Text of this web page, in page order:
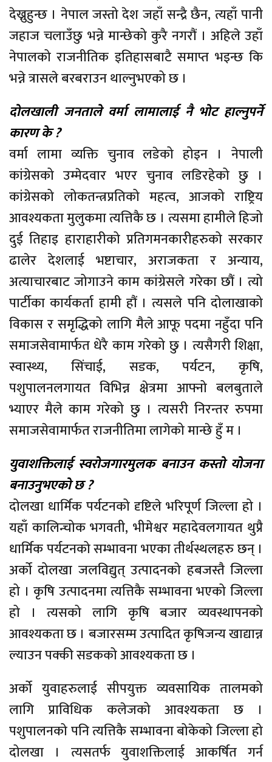
देख्नुहुन्छ । नेपाल जस्तो देश जहाँ सन्द्रै छैन, त्यहाँ पानी
जहाज चलाउँछु भन्ने मान्छेको कुरै नगरौं । अहिले उहाँ
नेपालको राजनीतिक इतिहासबाटै समाप्त भइन्छ कि
भन्ने त्रासले बरबराउन थाल्नुभएको छ ।
दोलखाली जनताले वर्मा लामालाई नै भोट हाल्नुपर्ने
कारण के ?
वर्मा लामा व्यक्ति चुनाव लडेको होइन । नेपाली
कांग्रेसको उम्मेदवार भएर चुनाव लडिरहेको छु ।
कांग्रेसको लोकतन्त्रप्रतिको महत्व, आजको राष्ट्रिय
आवश्यकता मुलुकमा त्यत्तिकै छ । त्यसमा हामीले हिजो
दुई तिहाइ हाराहारीको प्रतिगमनकारीहरुको सरकार
ढालेर देशलाई भष्टाचार, अराजकता र अन्याय,
अत्याचारबाट जोगाउने काम कांग्रेसले गरेका छौं । त्यो
पार्टीका कार्यकर्ता हामी हौं । त्यसले पनि दोलाखाको
विकास र समृद्धिको लागि मैले आफू पदमा नहुँदा पनि
समाजसेवामार्फत धेरै काम गरेको छु । त्यसैगरी शिक्षा,
स्वास्थ्य, सिंचाई, सडक, पर्यटन, कृषि,
पशुपालनलगायत विभिन्न क्षेत्रमा आफ्नो बलबुताले
भ्याएर मैले काम गरेको छु । त्यसरी निरन्तर रुपमा
समाजसेवामार्फत राजनीतिमा लागेको मान्छे हुँ म ।
युवाशक्तिलाई स्वरोजगारमुलक बनाउन कस्तो योजना
बनाउनुभएको छ ?
दोलखा धार्मिक पर्यटनको दृष्टिले भरिपूर्ण जिल्ला हो ।
यहाँ कालिन्चोक भगवती, भीमेश्वर महादेवलगायत थुप्रै
धार्मिक पर्यटनको सम्भावना भएका तीर्थस्थलहरु छन् ।
अर्को दोलखा जलविद्युत् उत्पादनको हबजस्तै जिल्ला
हो । कृषि उत्पादनमा त्यत्तिकै सम्भावना भएको जिल्ला
हो । त्यसको लागि कृषि बजार व्यवस्थापनको
आवश्यकता छ । बजारसम्म उत्पादित कृषिजन्य खाद्यान्न
ल्याउन पक्की सडकको आवश्यकता छ ।
अर्को युवाहरुलाई सीपयुक्त व्यवसायिक तालमको
लागि प्राविधिक कलेजको आवश्यकता छ ।
पशुपालनको पनि त्यत्तिकै सम्भावना बोकेको जिल्ला हो
दोलखा । त्यसतर्फ युवाशक्तिलाई आकर्षित गर्न